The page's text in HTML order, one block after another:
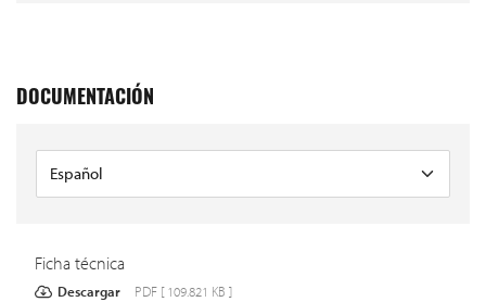
DOCUMENTACIÓN
Ficha técnica
Descargar PDF [ 109.821 KB ]